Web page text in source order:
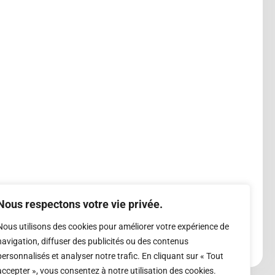
respectons votre vie privée.
utilisons des cookies pour améliorer votre expérience de
diffuser des publicités ou des contenus
et analyser notre trafic. En cliquant sur « Tout
», vous consentez à notre utilisation des cookies.